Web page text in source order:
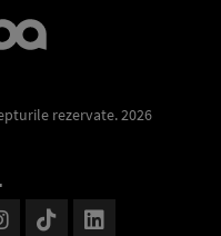
rezervate. 2026